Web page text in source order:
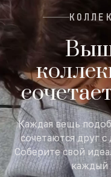
Каждая вещь
сочетаются друг
Соберите свой
каждый